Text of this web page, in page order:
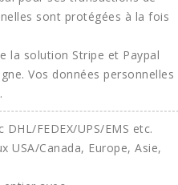
la solution Stripe et Paypal
Vos données personnelles